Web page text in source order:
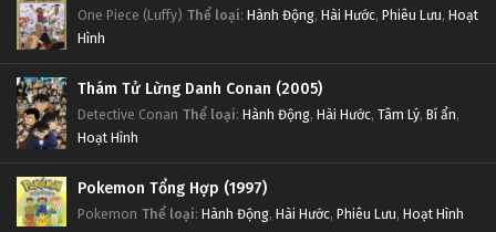
One Piece (Luffy) Thể loại: Hành Động, Hài Hước, Phiêu Lưu, Hoạt
Hình
Thám Tử Lừng Danh Conan (2005)
Detective Conan Thể loại: Hành Động, Hài Hước, Tâm Lý, Bí ẩn,
Hoạt Hình
Pokemon Tổng Hợp (1997)
Pokemon Thể loại: Hành Động, Hài Hước, Phiêu Lưu, Hoạt Hình